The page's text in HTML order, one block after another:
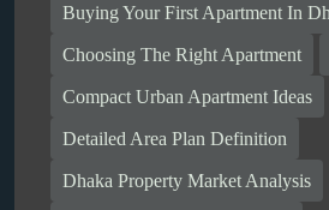
Buying Your First Apartment In
Choosing The Right Apartment
Compact Urban Apartment Ideas
Detailed Area Plan Definition
Dhaka Property Market Analysis